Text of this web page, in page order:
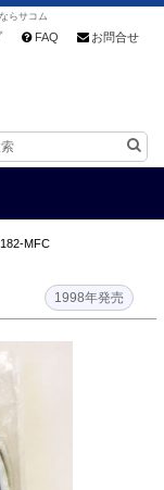
らサコム
FAQ お問合せ
MFC
1998年発売